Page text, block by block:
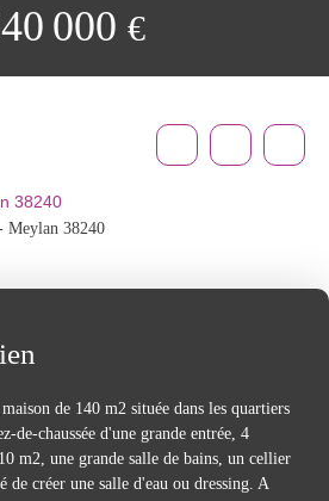
000 €
38240
Meylan 38240
de 140 m2 située dans les quartiers
de-chaussée d'une grande entrée, 4
m2, une grande salle de bains, un cellier
de créer une salle d'eau ou dressing. A